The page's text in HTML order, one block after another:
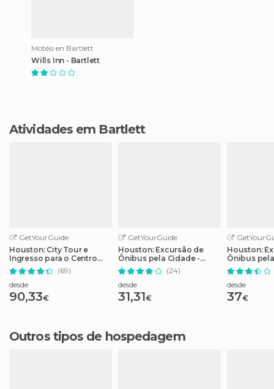
Motéis en Bartlett
Wills Inn - Bartlett
Atividades em Bartlett
GetYourGuide
Houston: City Tour e
Ingresso para o Centro
Espacial da NASA
(69)
desde
90,33€
GetYourGuide
Houston: Excursão de
Ônibus pela Cidade -
Bilhete de 2 Dias
(24)
desde
31,31€
Houston:
Ônibus
desde
37€
Outros tipos de hospedagem